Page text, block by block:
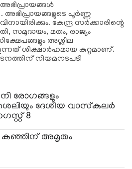
അഭിപ്രായങ്ങള്‍
അഭിപ്രായങ്ങളുടെ പൂര്‍ണ്ണ
കേന്ദ്ര സർക്കാരിന്റെ
സമുദായം, മതം, രാജ്യം
അശ്ലീല
ശിക്ഷാര്‍ഹമായ കുറ്റമാണ്.
നിയമനടപടി
രോഗങ്ങളും
ദേശീയ വാസ്‌കുലര്‍
8
കുഞ്ഞിന് അമൃതം